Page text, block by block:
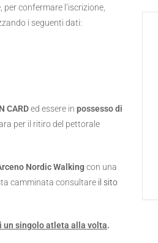
confermare l’iscrizione,
i seguenti dati:
CARDed essere in possesso di
per il ritiro del pettorale
Nordic Walkingcon una
camminata consultare il sito
un singolo atleta alla volta.